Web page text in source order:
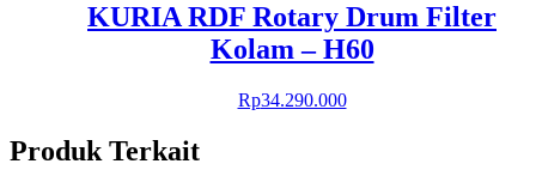
KURIA RDF Rotary Drum Filter
Kolam – H60
Rp34.290.000
Produk Terkait